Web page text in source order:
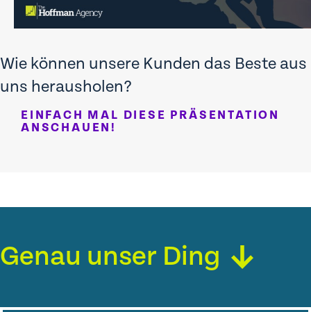
Wie können unsere Kunden das Beste aus
uns herausholen?
EINFACH MAL DIESE PRÄSENTATION
ANSCHAUEN!
Genau unser Ding